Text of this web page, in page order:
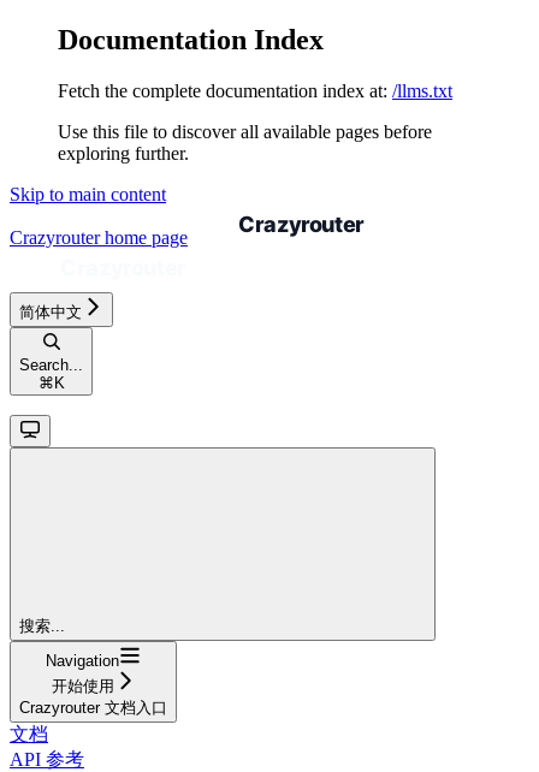
Documentation Index
Fetch the complete documentation index at: /llms.txt
Use this file to discover all available pages before
exploring further.
Skip to main content
Crazyrouterhome page
简体中文
Search...
⌘ K
搜索...
Navigation
开始使用
Crazyrouter 文档入口
文档
API 参考